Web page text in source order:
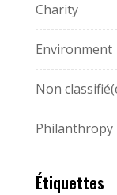
Charity
Environment
Non
Philanthropy
Étiquettes